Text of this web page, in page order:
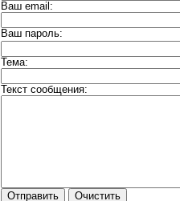
Ваш email:
Ваш пароль:
Тема:
Текст сообщения: